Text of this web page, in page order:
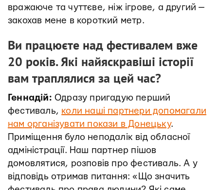
вражаюче та чуттєве, ніж ігрове, а другий —
закохав мене в короткий метр.
Ви працюєте над фестивалем вже
20 років. Які найяскравіші історії
вам траплялися за цей час?
Геннадій: Одразу пригадую перший
фестиваль, коли наші партнери допомагали
нам організувати покази в Донецьку.
Приміщення було неподалік від обласної
адміністрації. Наш партнер пішов
домовлятися, розповів про фестиваль. А у
відповідь отримав питання: «Що значить